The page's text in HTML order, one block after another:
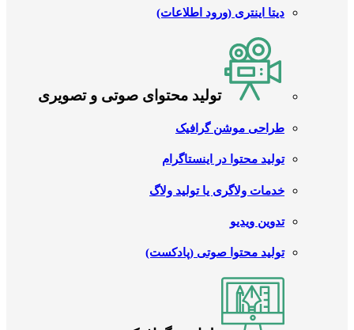
دیتا اینتری (ورود اطلاعات)
تولید محتوای صوتی و تصویری
طراحی موشن گرافیک
تولید محتوا در اینستاگرام
خدمات ولاگری یا تولید ولاگ
تدوین ویدیو
تولید محتوا صوتی (پادکست)